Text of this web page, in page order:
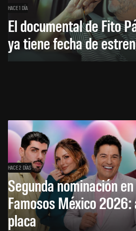
HACE 1 DÍA
El documental de Fito
ya tiene fecha de
HACE 2 DÍAS
Segunda nominación
Famosos México 2026:
placa